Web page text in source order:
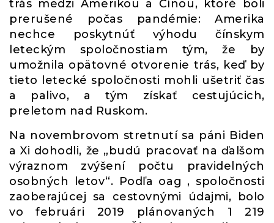
trás medzi Amerikou a Čínou, ktoré boli
prerušené počas pandémie: Amerika
nechce poskytnúť výhodu čínskym
leteckým spoločnostiam tým, že by
umožnila opätovné otvorenie trás, keď by
tieto letecké spoločnosti mohli ušetriť čas
a palivo, a tým získať cestujúcich,
preletom nad Ruskom.
Na novembrovom stretnutí sa páni Biden
a Xi dohodli, že „budú pracovať na ďalšom
výraznom zvýšení počtu pravidelných
osobných letov“. Podľa oag , spoločnosti
zaoberajúcej sa cestovnými údajmi, bolo
vo februári 2019 plánovaných 1 219